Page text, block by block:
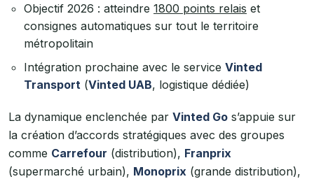
Objectif 2026 : atteindre 1800 points relais et
consignes automatiques sur tout le territoire
métropolitain
Intégration prochaine avec le service Vinted
Transport (Vinted UAB, logistique dédiée)
La dynamique enclenchée par Vinted Go s’appuie sur
la création d’accords stratégiques avec des groupes
comme Carrefour (distribution), Franprix
(supermarché urbain), Monoprix (grande distribution),